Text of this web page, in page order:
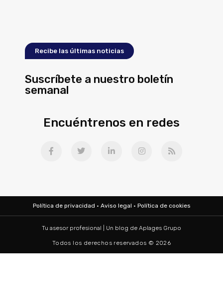
Recibe las últimas noticias
Suscríbete a nuestro boletín
semanal
Encuéntrenos en redes
Política de privacidad · Aviso legal · Política de cookies
Tu asesor profesional | Un blog de Aplages Grupo
Todos los derechos reservados © 2026